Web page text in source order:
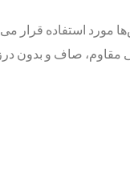
استفاده قرار
صاف و بدون